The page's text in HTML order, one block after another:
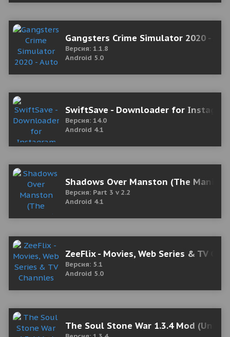
Gangsters Crime Simulator 2020 -
Версия: 1.1.8
Android 5.0
SwiftSave - Downloader for
Версия: 14.0
Android 4.1
Shadows Over Manston (The
Версия: Part 3 v 2.2
Android 4.1
ZeeFlix - Movies, Web Series & TV
Версия: 5.1
Android 5.0
The Soul Stone War 1.3.4 Mod